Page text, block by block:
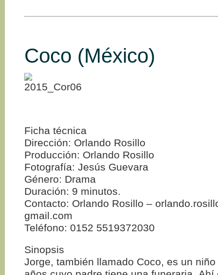
Coco (México)
Ficha técnica
Dirección: Orlando Rosillo
Producción: Orlando Rosillo
Fotografía: Jesús Guevara
Género: Drama
Duración: 9 minutos.
Contacto: Orlando Rosillo –
gmail.com
Teléfono: 0152 5519372030
Sinopsis
Jorge, también llamado Coco, es un